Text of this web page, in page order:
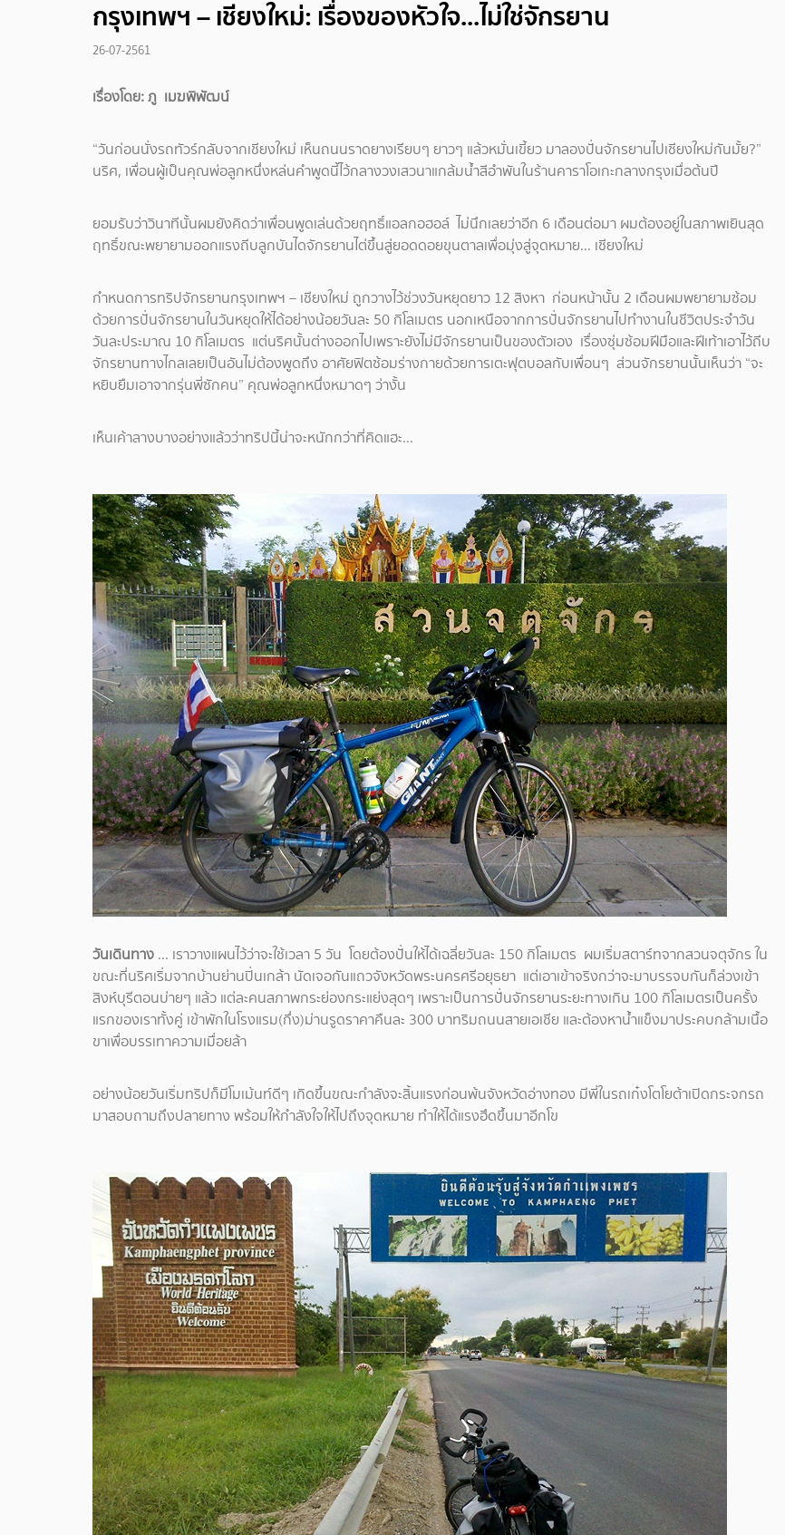
กรุงเทพฯ – เชียงใหม่: เรื่องของหัวใจ...ไม่ใช่จักรยาน
26-07-2561
เรื่องโดย: ภู เมฆพิพัฒน์
“วันก่อนนั่งรถทัวร์กลับจากเชียงใหม่ เห็นถนนราดยางเรียบๆ ยาวๆ แล้วหมั่นเขี้ยว มาลองปั่นจักรยานไปเชียงใหม่กันมั้ย?”
นริศ, เพื่อนผู้เป็นคุณพ่อลูกหนึ่งหล่นคำพูดนี้ไว้กลางวงเสวนาแกล้มน้ำสีอำพันในร้านคาราโอเกะกลางกรุงเมื่อต้นปี
ยอมรับว่าวินาทีนั้นผมยังคิดว่าเพื่อนพูดเล่นด้วยฤทธิ์แอลกอฮอล์ ไม่นึกเลยว่าอีก 6 เดือนต่อมา ผมต้องอยู่ในสภาพเยินสุด
ฤทธิ์ขณะพยายามออกแรงถีบลูกบันไดจักรยานไต่ขึ้นสู่ยอดดอยขุนตาลเพื่อมุ่งสู่จุดหมาย... เชียงใหม่
กำหนดการทริปจักรยานกรุงเทพฯ – เชียงใหม่ ถูกวางไว้ช่วงวันหยุดยาว 12 สิงหา ก่อนหน้านั้น 2 เดือนผมพยายามซ้อม
ด้วยการปั่นจักรยานในวันหยุดให้ได้อย่างน้อยวันละ 50 กิโลเมตร นอกเหนือจากการปั่นจักรยานไปทำงานในชีวิตประจำวัน
วันละประมาณ 10 กิโลเมตร แต่นริศนั้นต่างออกไปเพราะยังไม่มีจักรยานเป็นของตัวเอง เรื่องซุ่มซ้อมฝีมือและฝีเท้าเอาไว้ถีบ
จักรยานทางไกลเลยเป็นอันไม่ต้องพูดถึง อาศัยฟิตซ้อมร่างกายด้วยการเตะฟุตบอลกับเพื่อนๆ ส่วนจักรยานนั้นเห็นว่า “จะ
หยิบยืมเอาจากรุ่นพี่ซักคน” คุณพ่อลูกหนึ่งหมาดๆ ว่างั้น
เห็นเค้าลางบางอย่างแล้วว่าทริปนี้น่าจะหนักกว่าที่คิดแฮะ...
วันเดินทาง ... เราวางแผนไว้ว่าจะใช้เวลา 5 วัน โดยต้องปั่นให้ได้เฉลี่ยวันละ 150 กิโลเมตร ผมเริ่มสตาร์ทจากสวนจตุจักร ใน
ขณะที่นริศเริ่มจากบ้านย่านปิ่นเกล้า นัดเจอกันแถวจังหวัดพระนครศรีอยุธยา แต่เอาเข้าจริงกว่าจะมาบรรจบกันก็ล่วงเข้า
สิงห์บุรีตอนบ่ายๆ แล้ว แต่ละคนสภาพกระย่องกระแย่งสุดๆ เพราะเป็นการปั่นจักรยานระยะทางเกิน 100 กิโลเมตรเป็นครั้ง
แรกของเราทั้งคู่ เข้าพักในโรงแรม(กึ่ง)ม่านรูดราคาคืนละ 300 บาทริมถนนสายเอเชีย และต้องหาน้ำแข็งมาประคบกล้ามเนื้อ
ขาเพื่อบรรเทาความเมื่อยล้า
อย่างน้อยวันเริ่มทริปก็มีโมเม้นท์ดีๆ เกิดขึ้นขณะกำลังจะสิ้นแรงก่อนพ้นจังหวัดอ่างทอง มีพี่ในรถเก๋งโตโยต้าเปิดกระจกรถ
มาสอบถามถึงปลายทาง พร้อมให้กำลังใจให้ไปถึงจุดหมาย ทำให้ได้แรงฮึดขึ้นมาอีกโข